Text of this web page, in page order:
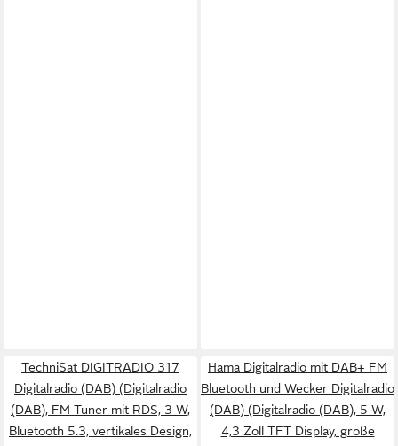
TechniSat DIGITRADIO 317
Digitalradio (DAB) (Digitalradio
(DAB), FM-Tuner mit RDS, 3 W,
Bluetooth 5.3, vertikales Design,
Hama Digitalradio mit DAB+ FM
Bluetooth und Wecker Digitalradio
(DAB) (Digitalradio (DAB), 5 W,
4,3 Zoll TFT Display, große